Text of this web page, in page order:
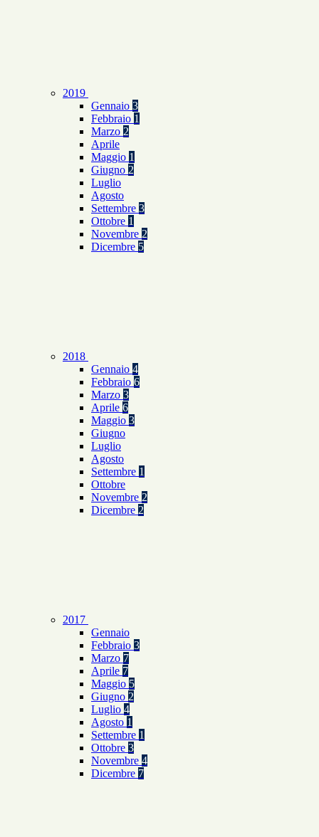
2019
Gennaio 3
Febbraio 1
Marzo 2
Aprile
Maggio 1
Giugno 2
Luglio
Agosto
Settembre 3
Ottobre 1
Novembre 2
Dicembre 5
2018
Gennaio 4
Febbraio 6
Marzo 3
Aprile 6
Maggio 3
Giugno
Luglio
Agosto
Settembre 1
Ottobre
Novembre 2
Dicembre 2
2017
Gennaio
Febbraio 3
Marzo 7
Aprile 7
Maggio 5
Giugno 2
Luglio 4
Agosto 1
Settembre 1
Ottobre 3
Novembre 4
Dicembre 7